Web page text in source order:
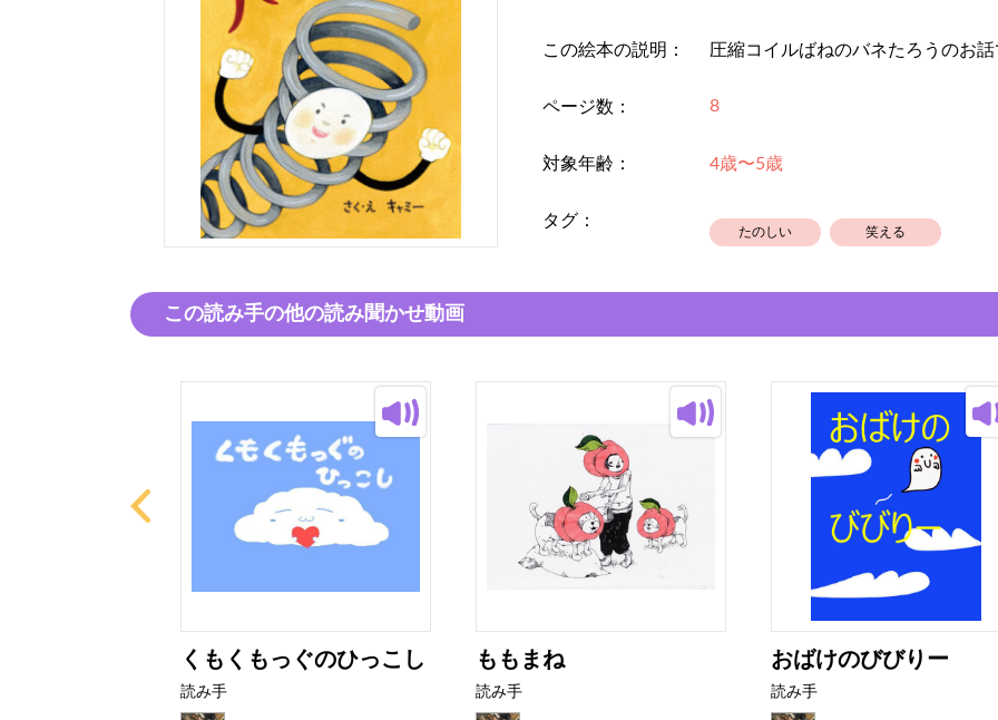
この絵本の説明： 圧縮コイルばねのバネたろうのお
ページ数： 8
対象年齢： 4歳〜5歳
タグ：
たのしい 笑える
この読み手の他の読み聞かせ動画
くもくもっぐのひっこし
読み手
ももまね
読み手
おばけのびびりー
読み手